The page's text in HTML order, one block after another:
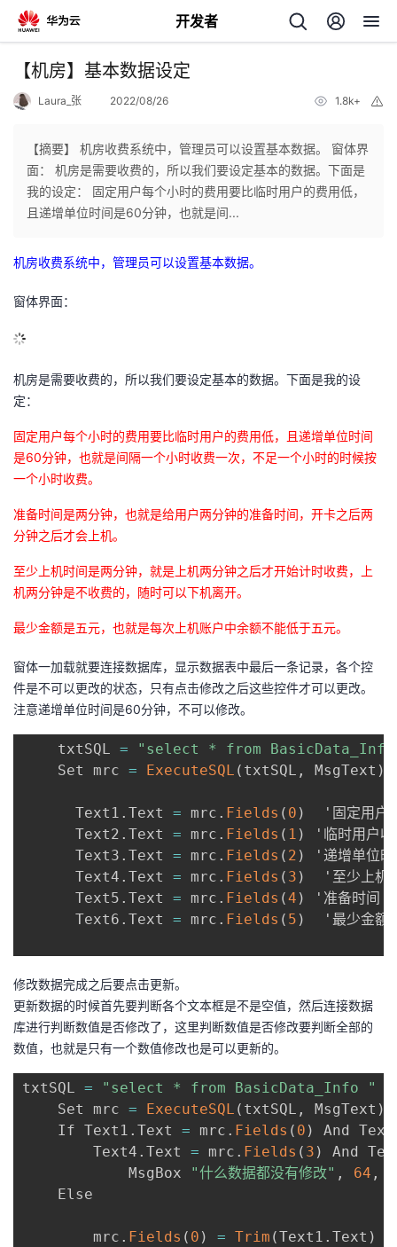
开发者
返
个
人
主
页
我
的
开
发
者
我
的
客
我
论
的
子
我
直
的
我
我
的
开
发
者
学
我
课
的
我
我
的
Programs
我
的
支
持
的
术
我
云
【机房】基本数据设定
Laura_张 2022/08/26 1.8k+
【摘要】 机房收费系统中，管理员可以设置基本数据。 窗体界
面： 机房是需要收费的，所以我们要设定基本的数据。下面是
我的设定： 固定用户每个小时的费用要比临时用户的费用低，
且递增单位时间是60分钟，也就是间...
机房收费系统中，管理员可以设置基本数据。
窗体界面：
机房是需要收费的，所以我们要设定基本的数据。下面是我的设
定：
固定用户每个小时的费用要比临时用户的费用低，且递增单位时间
是60分钟，也就是间隔一个小时收费一次，不足一个小时的时候按
一个小时收费。
准备时间是两分钟，也就是给用户两分钟的准备时间，开卡之后两
分钟之后才会上机。
至少上机时间是两分钟，就是上机两分钟之后才开始计时收费，上
机两分钟是不收费的，随时可以下机离开。
最少金额是五元，也就是每次上机账户中余额不能低于五元。
窗体一加载就要连接数据库，显示数据表中最后一条记录，各个控
件是不可以更改的状态，只有点击修改之后这些控件才可以更改。
注意递增单位时间是60分钟，不可以修改。
	txtSQL
=
"select * from
    Set mrc
= ExecuteSQL ( txtSQL , MsgText )
      Text1
. Text = mrc . Fields ( 0 )
'固定用户
      Text2
. Text = mrc . Fields ( 1 )
'临时用户收
      Text3
. Text = mrc . Fields ( 2 )
'递增单位时
      Text4
. Text = mrc . Fields ( 3 )
'至少上机
      Text5
. Text = mrc . Fields (4 )
'准备时间
      Text6
. Text = mrc . Fields ( 5 )
  '最少金额
修改数据完成之后要点击更新。
更新数据的时候首先要判断各个文本框是不是空值，然后连接数据
库进行判断数值是否修改了，这里判断数值是否修改要判断全部的
数值，也就是只有一个数值修改也是可以更新的。
txtSQL =
"select * from BasicData_Info "
    Set mrc
= ExecuteSQL ( txtSQL , MsgText )
    If Text1
. Text = mrc . Fields ( 0 )
And
        Text4
. Text = mrc . Fields ( 3 )
And
            MsgBox
"什么数据都没有修改" , 64 ,
    Else
        mrc
. Fields ( 0 ) = Trim (Text1 . Text )